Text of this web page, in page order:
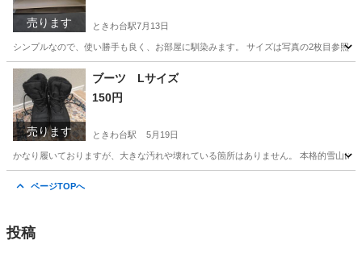
売ります ときわ台駅7月13日
シンプルなので、使い勝手も良く、お部屋に馴染みます。 サイズは写真の2枚目参照
東京 板橋区 ときわ台駅 収納家具
売ります
ブーツ Lサイズ
150円
ときわ台駅 5月19日
かなり履いておりますが、大きな汚れや壊れている箇所はありません。 本格的雪山
ページTOPへ
投稿